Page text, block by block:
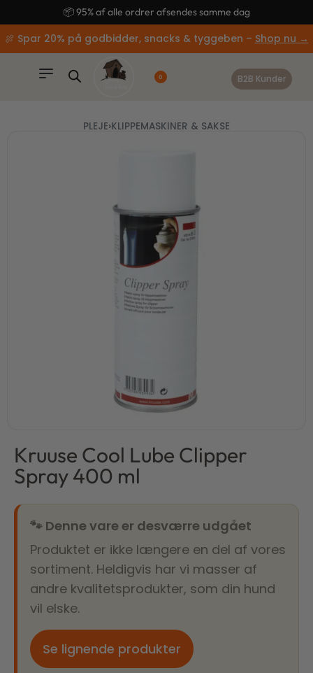
🚚 Gratis fragt ved køb over 499,-
🍖 Spar 20% på godbidder, snacks & tyggeben – Shop nu →
0 B2B Kunder
PLEJE›KLIPPEMASKINER & SAKSE
Kruuse Cool Lube Clipper
Spray 400 ml
🐾 Denne vare er desværre udgået
Produktet er ikke længere en del af vores
sortiment. Heldigvis har vi masser af
andre kvalitetsprodukter, som din hund
vil elske.
Se lignende produkter